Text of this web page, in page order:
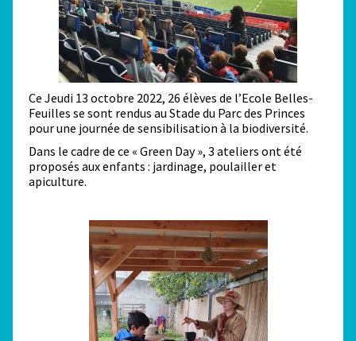
Ce Jeudi 13 octobre 2022, 26 élèves de l’Ecole Belles-
Feuilles se sont rendus au Stade du Parc des Princes
pour une journée de sensibilisation à la biodiversité.
Dans le cadre de ce « Green Day », 3 ateliers ont été
proposés aux enfants : jardinage, poulailler et
apiculture.